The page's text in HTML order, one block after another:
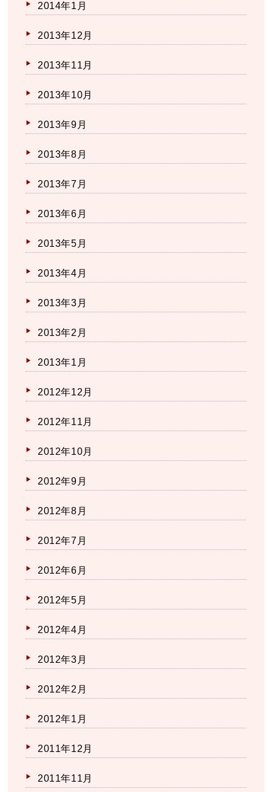
2014年1月
2013年12月
2013年11月
2013年10月
2013年9月
2013年8月
2013年7月
2013年6月
2013年5月
2013年4月
2013年3月
2013年2月
2013年1月
2012年12月
2012年11月
2012年10月
2012年9月
2012年8月
2012年7月
2012年6月
2012年5月
2012年4月
2012年3月
2012年2月
2012年1月
2011年12月
2011年11月